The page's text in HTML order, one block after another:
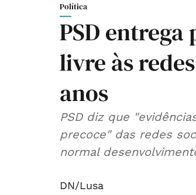
Política
PSD
livre às
anos
PSD diz que
precoce" das redes
normal
DN/Lusa